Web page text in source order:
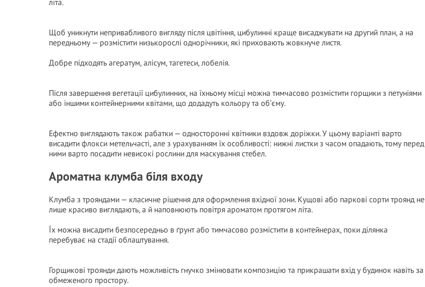
літа.
Щоб уникнути непривабливого вигляду після цвітіння, цибулинні краще висаджувати на другий план, а на
передньому — розмістити низькорослі однорічники, які приховають жовкнуче листя.
Добре підходять агератум, алісум, тагетеси, лобелія.
Після завершення вегетації цибулинних, на їхньому місці можна тимчасово розмістити горщики з петуніями
або іншими контейнерними квітами, що додадуть кольору та об’єму.
Ефектно виглядають також рабатки — односторонні квітники вздовж доріжки. У цьому варіанті варто
висадити флокси метельчасті, але з урахуванням їх особливості: нижні листки з часом опадають, тому перед
ними варто посадити невисокі рослини для маскування стебел.
Ароматна клумба біля входу
Клумба з трояндами — класичне рішення для оформлення вхідної зони. Кущові або паркові сорти троянд не
лише красиво виглядають, а й наповнюють повітря ароматом протягом літа.
Їх можна висадити безпосередньо в ґрунт або тимчасово розмістити в контейнерах, поки ділянка
перебуває на стадії облаштування.
Горщикові троянди дають можливість гнучко змінювати композицію та прикрашати вхід у будинок навіть за
обмеженого простору.